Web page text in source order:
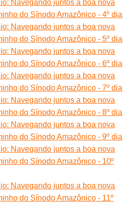
Navegando juntos a boa nova
do Sínodo Amazônico - 4º dia
Navegando juntos a boa nova
do Sínodo Amazônico - 5º dia
Navegando juntos a boa nova
do Sínodo Amazônico - 6º dia
Navegando juntos a boa nova
do Sínodo Amazônico - 7º dia
Navegando juntos a boa nova
do Sínodo Amazônico - 8º dia
Navegando juntos a boa nova
do Sínodo Amazônico - 9º dia
Navegando juntos a boa nova
do Sínodo Amazônico - 10º
Navegando juntos a boa nova
do Sínodo Amazônico - 11º